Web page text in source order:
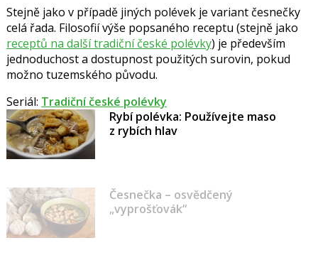
Stejně jako v případě jiných polévek je variant česnečky
celá řada. Filosofií výše popsaného receptu (stejně jako
receptů na další tradiční české polévky) je především
jednoduchost a dostupnost použitých surovin, pokud
možno tuzemského původu.
Seriál: Tradiční české polévky
Rybí polévka: Používejte maso
z rybích hlav
Česnečka – osvědčený
„vyprošťovák“